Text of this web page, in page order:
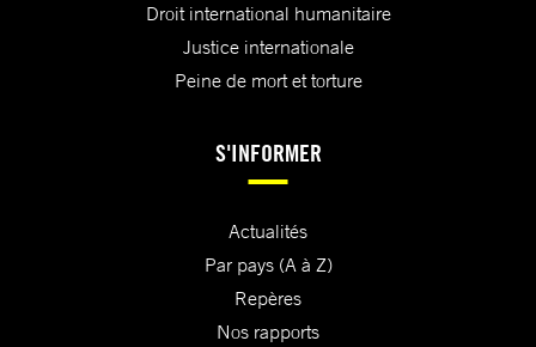
Droit international humanitaire
Justice internationale
Peine de mort et torture
S'INFORMER
Actualités
Par pays (A à Z)
Repères
Nos rapports